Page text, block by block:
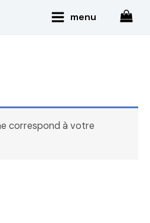
Mainmenu
correspond à votre